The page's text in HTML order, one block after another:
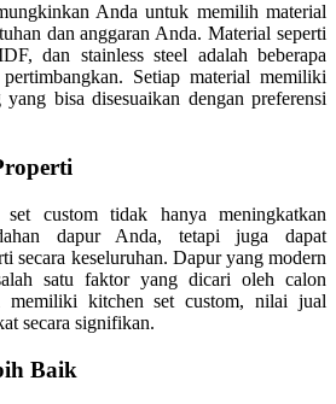
Anda untuk memilih material
dan anggaran Anda. Material seperti
dan stainless steel adalah beberapa
Setiap material memiliki
bisa disesuaikan dengan preferensi
custom tidak hanya meningkatkan
dapur Anda, tetapi juga dapat
secara keseluruhan. Dapur yang modern
satu faktor yang dicari oleh calon
memiliki kitchen set custom, nilai jual
secara signifikan.
Baik